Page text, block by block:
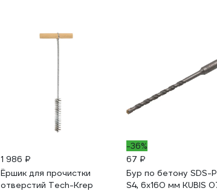
1 986 ₽
Ёршик для прочистки
отверстий Tech-Krep
-36%
67 ₽
Бур по бетону SDS-
S4, 6x160 мм KUBIS